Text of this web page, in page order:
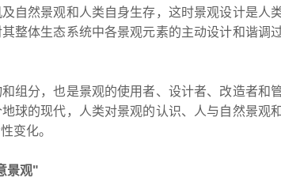
自然景观和人类自身生存，这时景观设计是
整体生态系统中各景观元素的主动设计和谐调
组分，也是景观的使用者、设计者、改造者和
球的现代，人类对景观的认识、人与自然景观
性变化。
意景观"